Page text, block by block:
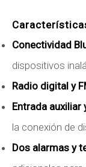
Conectividad
dispositivos
Radio digital y
Entrada auxiliar
la conexión de
Dos alarmas y